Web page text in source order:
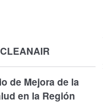
de Mejora de la
en la Región